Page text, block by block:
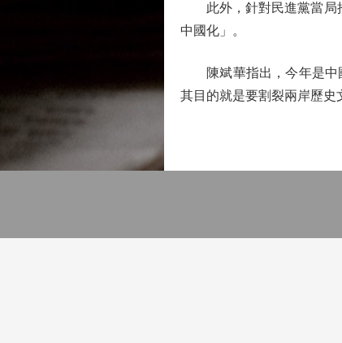
此外，針對民進黨當局推
中國化」。
陳斌華指出，今年是中國
其目的就是要割裂兩岸歷史